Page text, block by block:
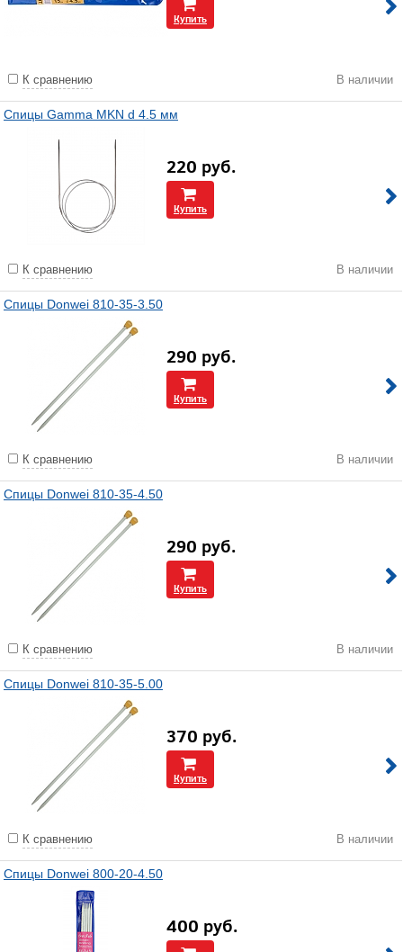
Купить
К сравнению В наличии
Спицы Gamma MKN d 4.5 мм
220 руб.
Купить
К сравнению В наличии
Спицы Donwei 810-35-3.50
290 руб.
Купить
К сравнению В наличии
Спицы Donwei 810-35-4.50
290 руб.
Купить
К сравнению В наличии
Спицы Donwei 810-35-5.00
370 руб.
Купить
К сравнению В наличии
Спицы Donwei 800-20-4.50
400 руб.